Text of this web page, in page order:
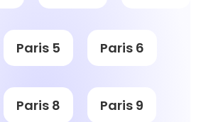
Paris 5 Paris 6
Paris 8 Paris 9